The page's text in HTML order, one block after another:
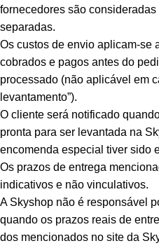
fornecedores são
separadas.
Os custos de envio aplicam-se
cobrados e pagos antes do
processado (não aplicável em
levantamento”).
O cliente será notificado
pronta para ser levantada na
encomenda especial tiver sido
Os prazos de entrega
indicativos e não vinculativos.
A Skyshop não é responsável
quando os prazos reais de
dos mencionados no site da